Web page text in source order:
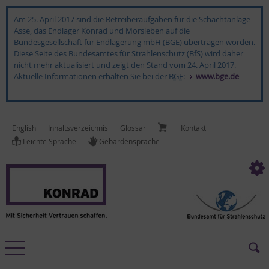
Am 25. April 2017 sind die Betreiberaufgaben für die Schachtanlage
Asse, das Endlager Konrad und Morsleben auf die
Bundesgesellschaft für Endlagerung mbH (BGE) übertragen worden.
Diese Seite des Bundesamtes für Strahlenschutz (BfS) wird daher
nicht mehr aktualisiert und zeigt den Stand vom 24. April 2017.
Aktuelle Informationen erhalten Sie bei der BGE: www.bge.de
English In­halts­ver­zeich­nis Glossar
Kon­takt
Leich­te Spra­che
Ge­bär­den­spra­che